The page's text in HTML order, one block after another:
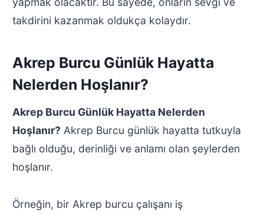
takdirini kazanmak oldukça kolaydır.
Akrep Burcu Günlük Hayatta
Nelerden Hoşlanır?
Akrep Burcu Günlük Hayatta Nelerden
Hoşlanır? Akrep Burcu günlük hayatta tutkuyla
bağlı olduğu, derinliği ve anlamı olan şeylerden
hoşlanır.
Örneğin, bir Akrep burcu çalışanı iş